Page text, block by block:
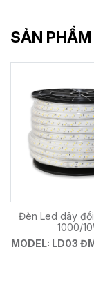
SẢN
Đèn Led dây
1000/
MODEL: LD03